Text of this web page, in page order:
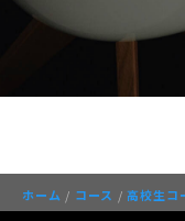
ホーム / コース / 高校生コ